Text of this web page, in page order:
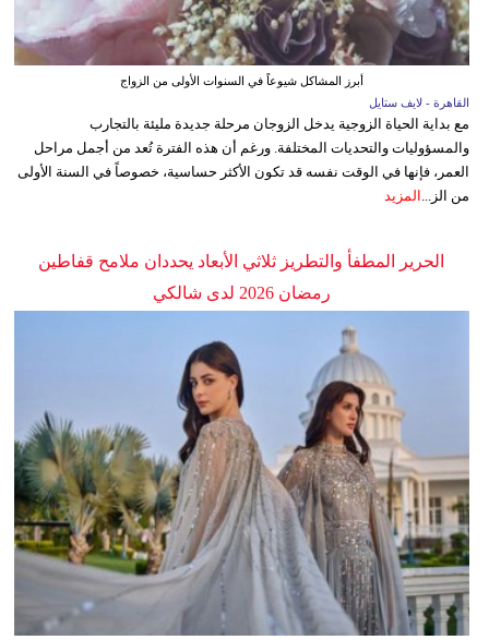
أبرز المشاكل شيوعاً في السنوات الأولى من الزواج
القاهرة - لايف ستايل
مع بداية الحياة الزوجية يدخل الزوجان مرحلة جديدة مليئة بالتجارب
والمسؤوليات والتحديات المختلفة. ورغم أن هذه الفترة تُعد من أجمل مراحل
العمر، فإنها في الوقت نفسه قد تكون الأكثر حساسية، خصوصاً في السنة الأولى
من الز...
المزيد
الحرير المطفأ والتطريز ثلاثي الأبعاد يحددان ملامح قفاطين
رمضان 2026 لدى شالكي